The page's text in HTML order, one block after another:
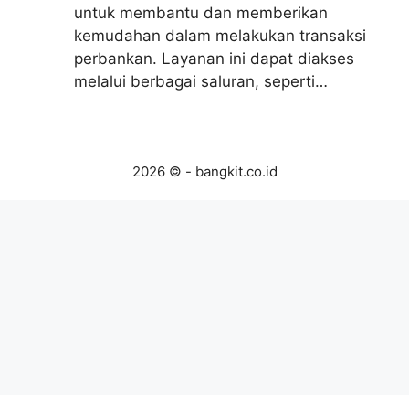
untuk membantu dan memberikan
kemudahan dalam melakukan transaksi
perbankan. Layanan ini dapat diakses
melalui berbagai saluran, seperti…
2026 © - bangkit.co.id